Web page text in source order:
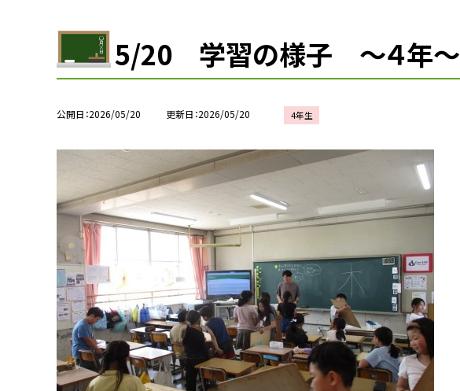
5/20 学習の様子 ～４年～
公開日 2026/05/20 更新日 2026/05/20 4年生